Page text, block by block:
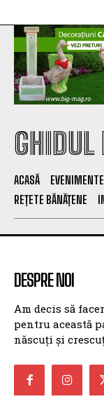
GHIDUL
ACASĂ EVENIMENTE
REȚETE BĂNĂȚENE
DESPRE NOI
Am decis să
pentru această
născuți și